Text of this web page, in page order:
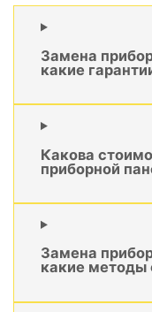
Замена
какие
Какова
приборной
Замена
какие методы